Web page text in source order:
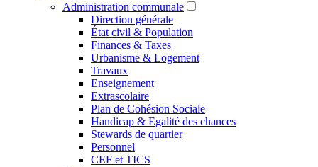
Administration communale
Direction générale
État civil & Population
Finances & Taxes
Urbanisme & Logement
Travaux
Enseignement
Extrascolaire
Plan de Cohésion Sociale
Handicap & Egalité des chances
Stewards de quartier
Personnel
CEF et TICS